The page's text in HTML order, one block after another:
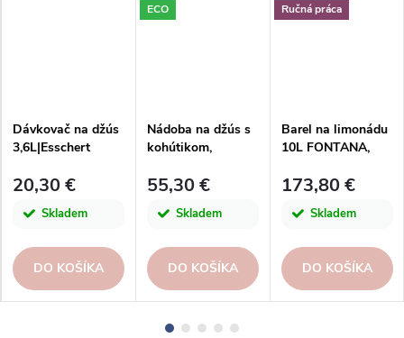
Dávkovač na džús
3,6L|Esschert
20,30 €
Skladem
DO KOŠÍKA
ECO
Nádoba na džús s
kohútikom,
55,30 €
Skladem
DO KOŠÍKA
Ručná práca
Barel na limonádu
10L FONTANA,
173,80 €
Skladem
DO KOŠÍKA